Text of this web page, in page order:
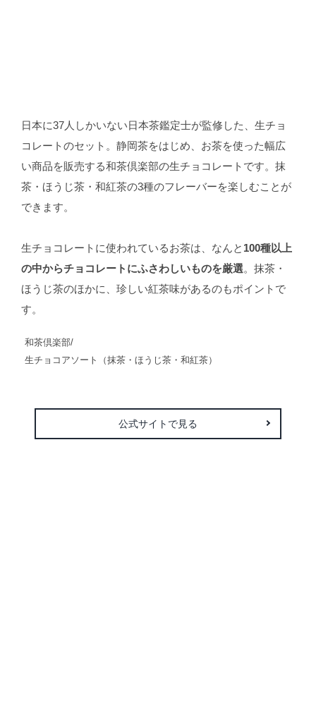
日本に37人しかいない日本茶鑑定士が監修した、生チョ
コレートのセット。静岡茶をはじめ、お茶を使った幅広
い商品を販売する和茶倶楽部の生チョコレートです。抹
茶・ほうじ茶・和紅茶の3種のフレーバーを楽しむことが
できます。
生チョコレートに使われているお茶は、なんと 100種以上
の中からチョコレートにふさわしいものを厳選。抹茶・
ほうじ茶のほかに、珍しい紅茶味があるのもポイントで
す。
和茶倶楽部/
生チョコアソート（抹茶・ほうじ茶・和紅茶）
公式サイトで見る